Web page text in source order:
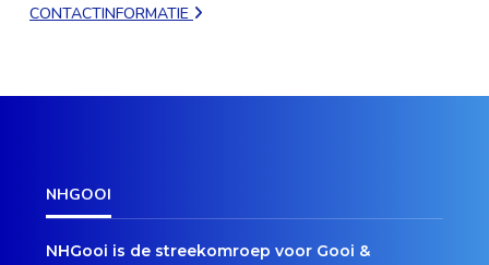
CONTACTINFORMATIE
NHGOOI
NHGooi is de streekomroep voor Gooi &